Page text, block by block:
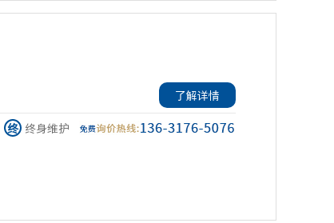
了解详情
终 终身维护